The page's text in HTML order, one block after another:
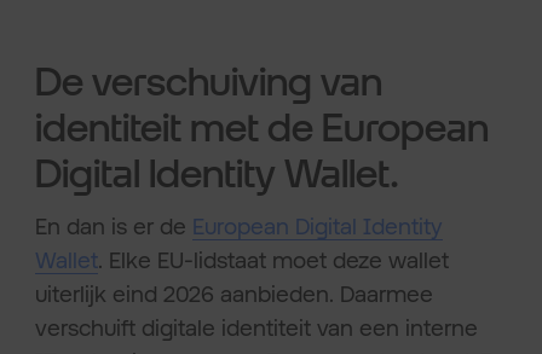
De verschuiving van
identiteit met de European
Digital Identity Wallet.
En dan is er de European Digital Identity
Wallet. Elke EU-lidstaat moet deze wallet
uiterlijk eind 2026 aanbieden. Daarmee
verschuift digitale identiteit van een interne